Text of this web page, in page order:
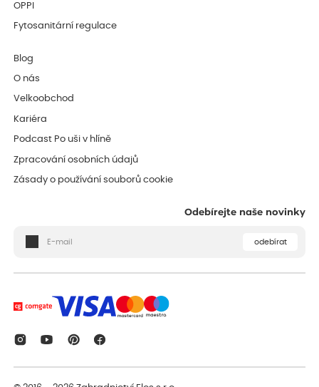
OPPI
Fytosanitární regulace
Blog
O nás
Velkoobchod
Kariéra
Podcast Po uši v hlíně
Zpracování osobních údajů
Zásady o používání souborů cookie
Odebírejte naše novinky
odebírat